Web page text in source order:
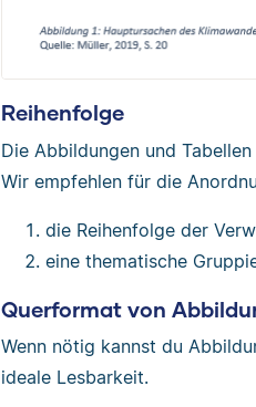
Reihenfolge
Die Abbildungen und
Wir empfehlen für die
die Reihenfolge der
eine thematische
Querformat von
Wenn nötig kannst du
ideale Lesbarkeit.